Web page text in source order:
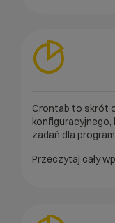
Crontab to skrót
zadań dla
Przeczytaj cały